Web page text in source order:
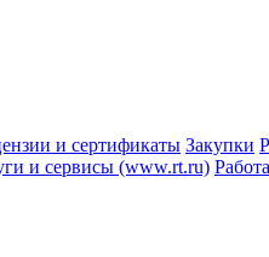
и сертификаты Закупки
и сервисы (www.rt.ru)